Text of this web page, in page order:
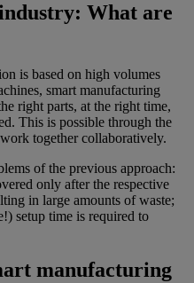
What are
is based on high volumes
smart manufacturing
right parts, at the right time,
This is possible through the
together collaboratively.
of the previous approach:
only after the respective
in large amounts of waste;
setup time is required to
manufacturing